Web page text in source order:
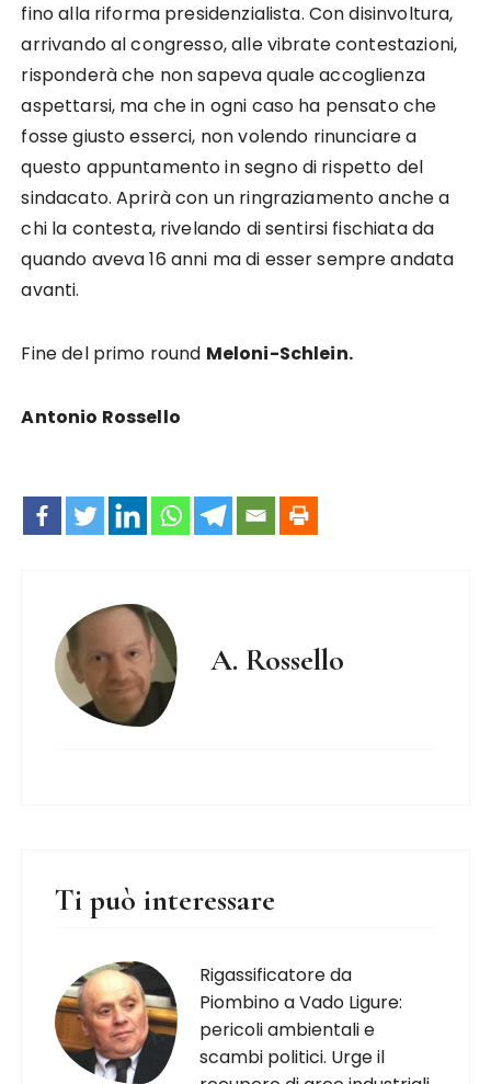
fino alla riforma presidenzialista. Con disinvoltura,
arrivando al congresso, alle vibrate contestazioni,
risponderà che non sapeva quale accoglienza
aspettarsi, ma che in ogni caso ha pensato che
fosse giusto esserci, non volendo rinunciare a
questo appuntamento in segno di rispetto del
sindacato. Aprirà con un ringraziamento anche a
chi la contesta, rivelando di sentirsi fischiata da
quando aveva 16 anni ma di esser sempre andata
avanti.
Fine del primo round Meloni-Schlein.
Antonio Rossello
A. Rossello
Ti può interessare
Rigassificatore da
Piombino a Vado Ligure:
pericoli ambientali e
scambi politici. Urge il